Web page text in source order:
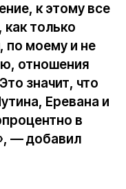
к этому все
только
по моему и не
отношения
значит, что
Еревана и
в
— добавил